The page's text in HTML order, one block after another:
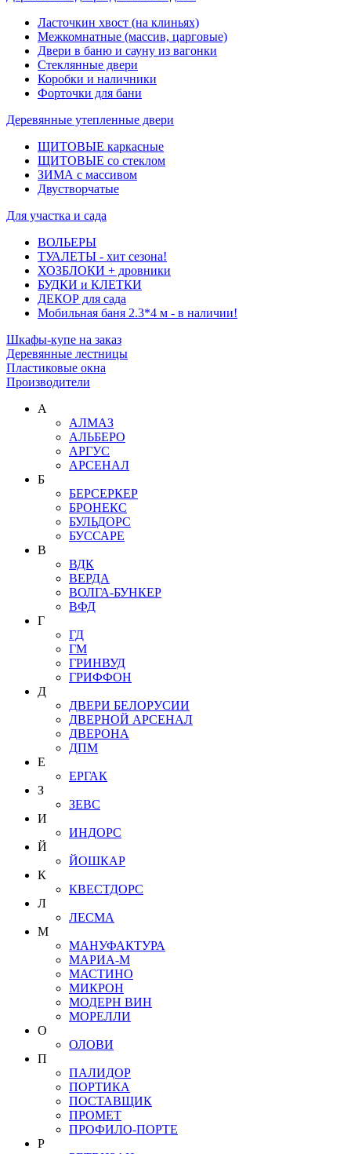
Ласточкин хвост (на клиньях)
Межкомнатные (массив, царговые)
Двери в баню и сауну из вагонки
Стеклянные двери
Коробки и наличники
Форточки для бани
Деревянные утепленные двери
ЩИТОВЫЕ каркасные
ЩИТОВЫЕ со стеклом
ЗИМА с массивом
Двустворчатые
Для участка и сада
ВОЛЬЕРЫ
ТУАЛЕТЫ - хит сезона!
ХОЗБЛОКИ + дровники
БУДКИ и КЛЕТКИ
ДЕКОР для сада
Мобильная баня 2.3*4 м - в наличии!
Шкафы-купе на заказ
Деревянные лестницы
Пластиковые окна
Производители
А
АЛМАЗ
АЛЬБЕРО
АРГУС
АРСЕНАЛ
Б
БЕРСЕРКЕР
БРОНЕКС
БУЛЬДОРС
БУССАРЕ
В
ВДК
ВЕРДА
ВОЛГА-БУНКЕР
ВФД
Г
ГД
ГМ
ГРИНВУД
ГРИФФОН
Д
ДВЕРИ БЕЛОРУСИИ
ДВЕРНОЙ АРСЕНАЛ
ДВЕРОНА
ДПМ
Е
ЕРГАК
З
ЗЕВС
И
ИНДОРС
Й
ЙОШКАР
К
КВЕСТДОРС
Л
ЛЕСМА
М
МАНУФАКТУРА
МАРИА-М
МАСТИНО
МИКРОН
МОДЕРН ВИН
МОРЕЛЛИ
О
ОЛОВИ
П
ПАЛИДОР
ПОРТИКА
ПОСТАВЩИК
ПРОМЕТ
ПРОФИЛО-ПОРТЕ
Р